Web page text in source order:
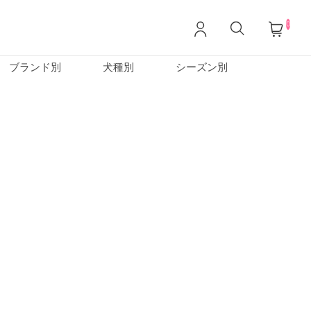
0
ブランド別 犬種別
シーズン別